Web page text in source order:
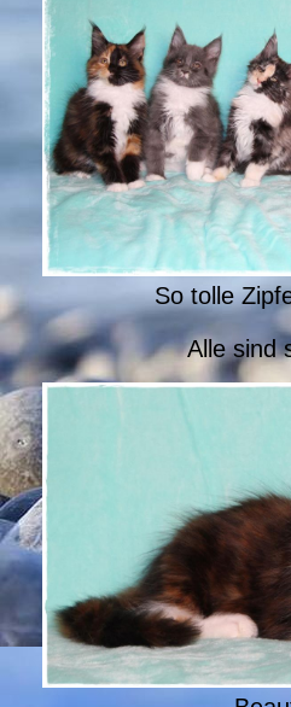
So tolle
Alle sind